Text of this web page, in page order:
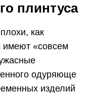
плинтуса
как
имеют «совсем
одуряюще
изделий